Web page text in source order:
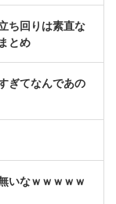
ち回りは素直な
とめ
ぎてなんであの
いなｗｗｗｗｗ